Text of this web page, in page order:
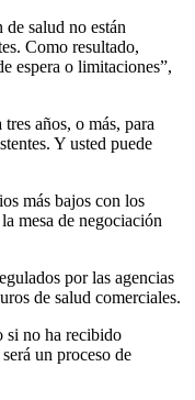
salud no están
Como resultado,
espera o limitaciones”,
años, o más, para
Y usted puede
más bajos con los
mesa de negociación
por las agencias
de salud comerciales.
si no ha recibido
un proceso de